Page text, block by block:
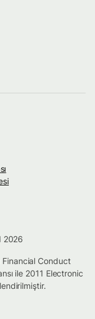
2026
Conduct
ile 2011 Electronic